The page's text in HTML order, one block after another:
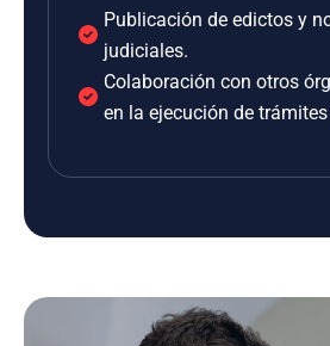
Publicación de edictos y
judiciales.
Colaboración con otros
en la ejecución de